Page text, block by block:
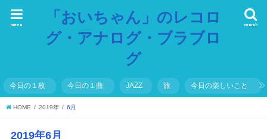
「おいちゃん」のレコロ
グ・アナログ・ブラブロ
グ
search
menu
今日の１枚 今日の１曲 JAZZ 旅 今日の楽しいこと
HOME 2019年 6月
2019年6月